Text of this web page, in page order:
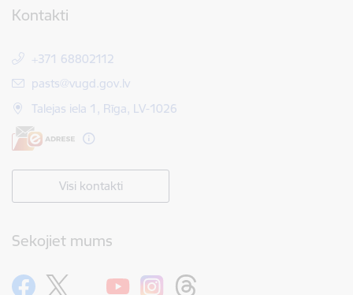
Kontakti
+371 68802112
E-pasts:
pasts@vugd.gov.lv
Talejas iela 1, Rīga, LV-1026
Visi kontakti
Sekojiet mums